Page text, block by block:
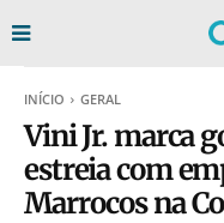
INÍCIO GERAL
Vini Jr. marca
estreia com
Marrocos na